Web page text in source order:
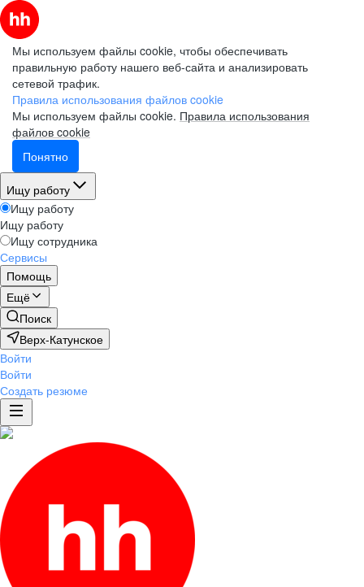
Мы используем файлы cookie, чтобы обеспечивать
правильную работу нашего веб-сайта и анализировать
сетевой трафик.
Правила использования файлов cookie
Мы используем файлы cookie. Правила использования
файлов cookie
Понятно
Ищу работу
Ищу работу
Ищу работу
Ищу сотрудника
Сервисы
Помощь
Ещё
Поиск
Верх-Катунское
Войти
Войти
Создать резюме